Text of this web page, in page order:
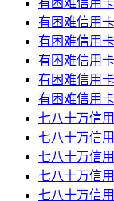
有困难信用
有困难信用
有困难信用
有困难信用
有困难信用
七八十万信
七八十万信
七八十万信
七八十万信
七八十万信